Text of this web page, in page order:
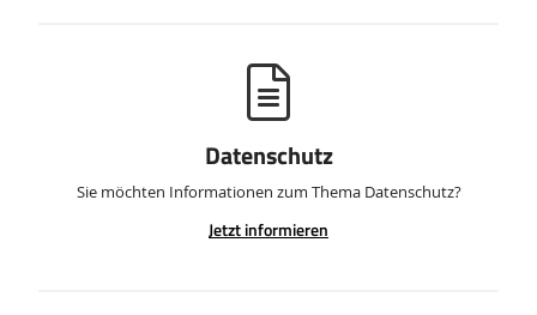
Datenschutz
Sie möchten Informationen zum Thema Datenschutz?
Jetzt informieren